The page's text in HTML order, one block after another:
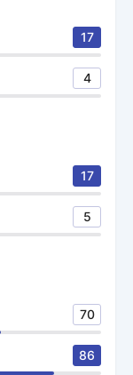
17
4
17
5
70
86